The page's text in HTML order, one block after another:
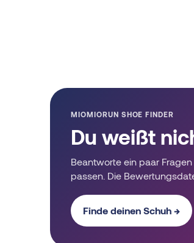
MIOMIORUN SHOE FINDER
Du weißt
Beantworte ein paar
passen. Die
Finde deinen Schuh →